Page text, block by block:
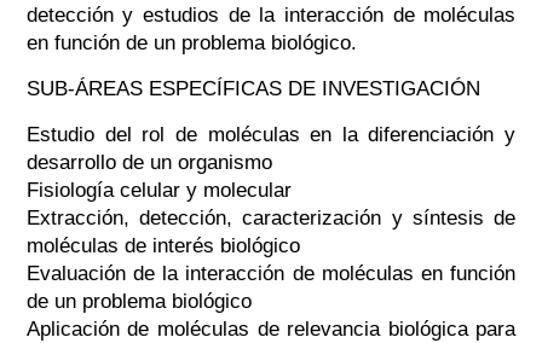
detección y estudios de la interacción de moléculas
en función de un problema biológico.
SUB-ÁREAS ESPECÍFICAS DE INVESTIGACIÓN
Estudio del rol de moléculas en la diferenciación y
desarrollo de un organismo
Fisiología celular y molecular
Extracción, detección, caracterización y síntesis de
moléculas de interés biológico
Evaluación de la interacción de moléculas en función
de un problema biológico
Aplicación de moléculas de relevancia biológica para